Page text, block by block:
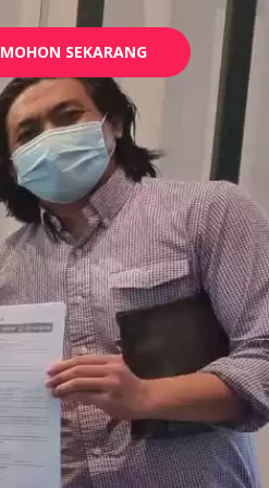
MOHON SEKARANG